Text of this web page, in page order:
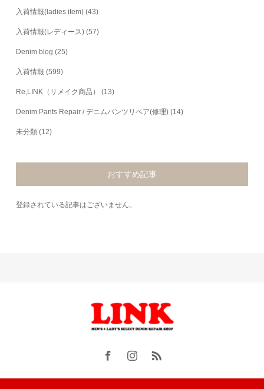
入荷情報(ladies item) (43)
入荷情報(レディース) (57)
Denim blog (25)
入荷情報 (599)
Re,LINK（リメイク商品） (13)
Denim Pants Repair / デニムパンツリペア(修理) (14)
未分類 (12)
おすすめ記事
登録されている記事はございません。